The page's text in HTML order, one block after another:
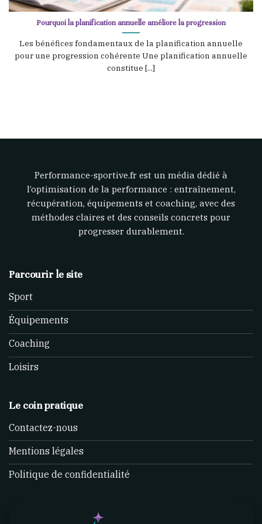
Pourquoi la planification annuelle améliore la progression
Les bénéfices fondamentaux de la planification annuelle
pour une progression cohérente Une planification annuelle
constitue [...]
Performance-sportive.fr est un média dédié à
l’optimisation de la performance : entraînement,
récupération, équipements et coaching, avec des
méthodes claires et des conseils concrets pour
progresser durablement.
Parcourir le site
Sport
Équipements
Coaching
Loisirs
Le coin pratique
Contactez-nous
Mentions légales
Politique de confidentialité